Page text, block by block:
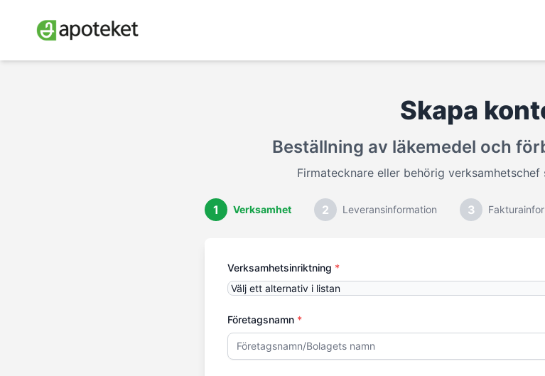
Skapa
Beställning av läkemedel och
Firmatecknare eller behörig verksamhetschef
1 Verksamhet 2 Leveransinformation 3
Verksamhetsinriktning *
Företagsnamn *